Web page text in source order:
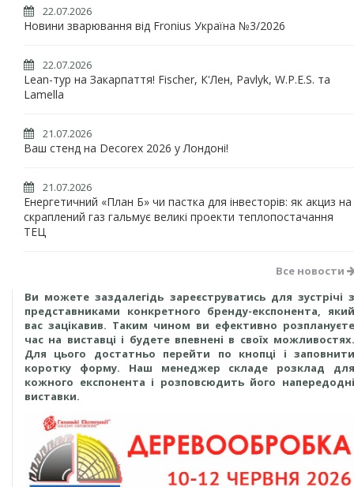
22.07.2026
Новини зварювання від Fronius Україна №3/2026
22.07.2026
Lean-тур на Закарпаття! Fischer, К'Лен, Pavlyk, W.P.E.S. та
Lamella
21.07.2026
Ваш стенд на Decorex 2026 у Лондоні!
21.07.2026
Енергетичний «План Б» чи пастка для інвесторів: як акциз на
скраплений газ гальмує великі проекти теплопостачання
ТЕЦ
Все новости
Ви можете заздалегідь зареєструватись для зустрічі з
представниками конкретного бренду-експонента, який
вас зацікавив. Таким чином ви ефективно розплануєте
час на виставці і будете впевнені в своїх можливостях.
Для цього достатньо перейти по кнопці і заповнити
коротку форму. Наш менеджер складе розклад для
кожного експонента і розповсюдить його напередодні
виставки.